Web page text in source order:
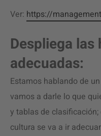
Ver: https://
Despliega
adecuadas:
Estamos hablando de
vamos a darle lo que
y tablas de
cultura se va a ir